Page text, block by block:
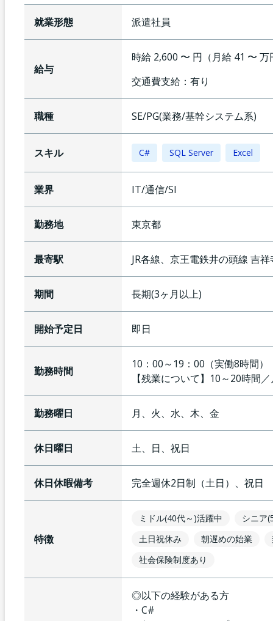
就業形態 派遣社員
給与
時給 2,600 〜 円（月給 41 〜 万
交通費支給： 有り
職種 SE/PG(業務/基幹システム系)
スキル C# SQL Server Excel
業界 IT/通信/SI
勤務地 東京都
最寄駅 JR各線、京王電鉄井の頭線 吉祥
期間 長期(3ヶ月以上)
開始予定日 即日
勤務時間
10：00～19：00（実働8時間
【残業について】 10～20時間
勤務曜日 月、火、水、木、金
休日曜日 土、日、祝日
休日休暇備考 完全週休2日制（土日）、祝日
特徴
ミドル(40代～)活躍中
シニア
土日祝休み
朝遅めの始業
社会保険制度あり
◎以下の経験がある方
・C#